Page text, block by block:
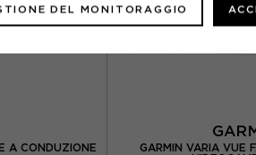
A CONDUZIONE
GARMIN VARIA VUE
DEL MONITORAGGIO